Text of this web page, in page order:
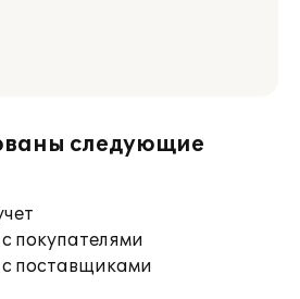
следующие
покупателями
поставщиками